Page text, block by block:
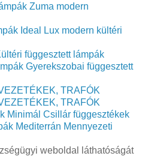
Zuma modern
Ideal Lux modern kültéri
függesztett lámpák
Gyerekszobai függesztett
TRAFÓK
TRAFÓK
Minimál Csillár függesztékek
Mediterrán Mennyezeti
weboldal láthatóságát